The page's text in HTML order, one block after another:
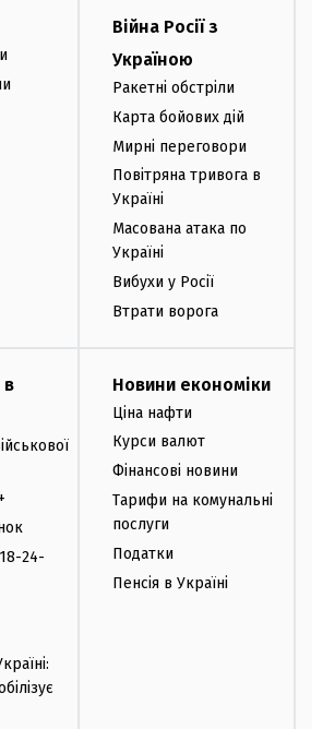
Війна Росії з
Україною
Ракетні обстріли
Карта бойових дій
Мирні переговори
Повітряна тривога в
Україні
Масована атака по
Україні
Вибухи у Росії
Втрати ворога
в
24-
Новини економіки
Ціна нафти
Курси валют
Фінансові новини
Тарифи на комунальні
послуги
Податки
Пенсія в Україні